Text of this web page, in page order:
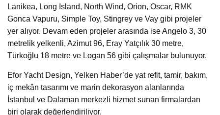
Lanikea, Long Island, North Wind, Orion, Oscar, RMK
Gonca Vapuru, Simple Toy, Stingrey ve Vay gibi projeler
yer alıyor. Devam eden projeler arasında ise Angelo 3, 30
metrelik yelkenli, Azimut 96, Eray Yatçılık 30 metre,
Türkoğlu 18 metre ve Logan 56 gibi çalışmalar bulunuyor.
Efor Yacht Design, Yelken Haber’de yat refit, tamir, bakım,
iç mekân tasarımı ve marin dekorasyon alanlarında
İstanbul ve Dalaman merkezli hizmet sunan firmalardan
biri olarak değerlendiriliyor.